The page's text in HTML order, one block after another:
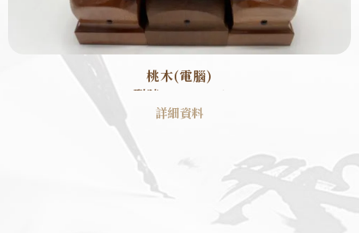
桃木(電腦)
型號 : AB2001
詳細資料